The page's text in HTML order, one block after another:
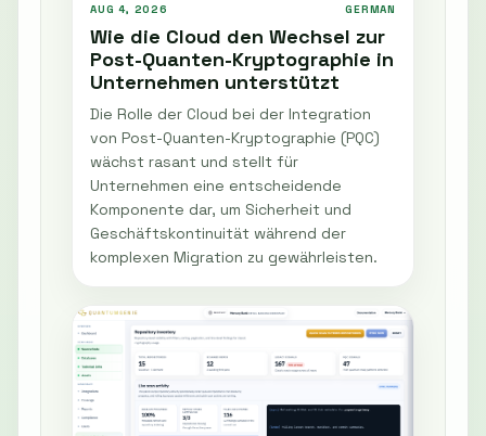
AUG 4, 2026 GERMAN
Wie die Cloud den Wechsel zur
Post-Quanten-Kryptographie in
Unternehmen unterstützt
Die Rolle der Cloud bei der Integration
von Post-Quanten-Kryptographie (PQC)
wächst rasant und stellt für
Unternehmen eine entscheidende
Komponente dar, um Sicherheit und
Geschäftskontinuität während der
komplexen Migration zu gewährleisten.